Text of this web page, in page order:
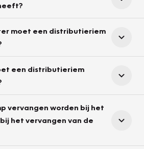
moet een distributieriem
een distributieriem
vervangen worden bij het
het vervangen van de